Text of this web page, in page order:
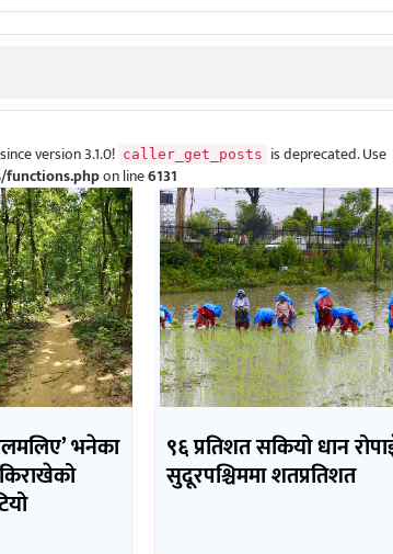
since version 3.1.0! caller_get_posts is deprecated. Use
on line6131
भनेका ९६ प्रतिशत सकियो धान
सुदूरपश्चिममा शतप्रतिशत